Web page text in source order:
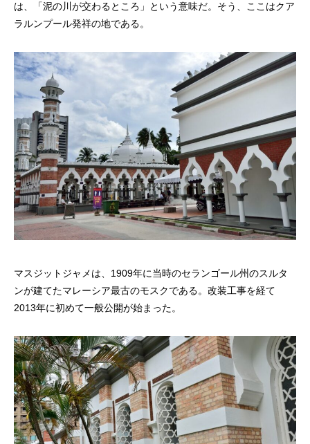
は、「泥の川が交わるところ」という意味だ。そう、ここはクア
ラルンプール発祥の地である。
マスジットジャメは、1909年に当時のセランゴール州のスルタ
ンが建てたマレーシア最古のモスクである。改装工事を経て
2013年に初めて一般公開が始まった。